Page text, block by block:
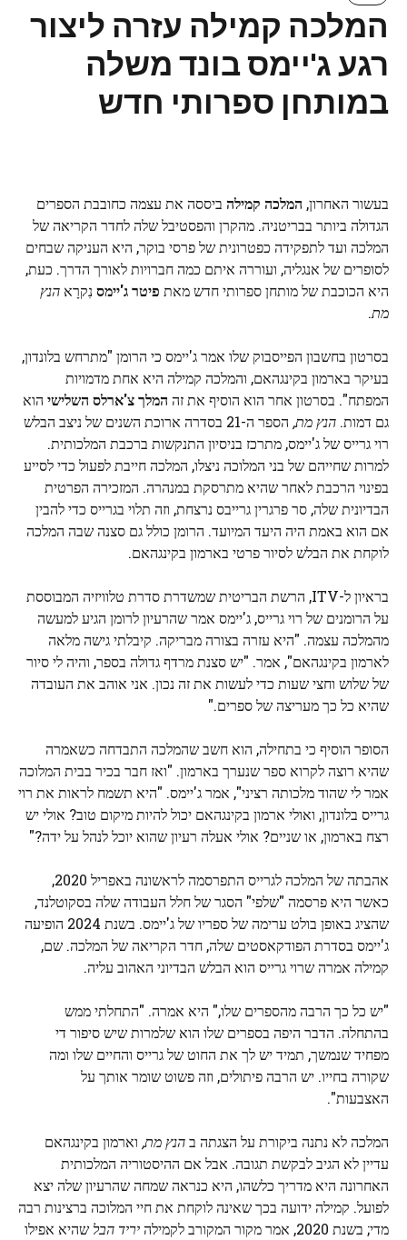
המלכה קמילה עזרה ליצור
רגע ג'יימס בונד משלה
במותחן ספרותי חדש
בעשור האחרון, המלכה קמילה ביססה את עצמה כחובבת הספרים
הגדולה ביותר בבריטניה. מהקרן והפסטיבל שלה לחדר הקריאה של
המלכה ועד לתפקידה כפטרונית של פרסי בוקר, היא העניקה שבחים
לסופרים של אנגליה, ועוררה איתם כמה חברויות לאורך הדרך. כעת,
היא הכוכבת של מותחן ספרותי חדש מאת פיטר ג'יימסנִקרָאהנץ
מת.
בסרטון בחשבון הפייסבוק שלו אמר ג'יימס כי הרומן "מתרחש בלונדון,
בעיקר בארמון בקינגהאם, והמלכה קמילה היא אחת מדמויות
המפתח". בסרטון אחר הוא הוסיף את זה המלך צ'ארלס השלישי הוא
גם דמות. הנץ מת,
הספר ה-21 בסדרה ארוכת השנים של ניצב הבלש
רוי גרייס של ג'יימס, מתרכז בניסיון התנקשות ברכבת המלכותית.
למרות שחייהם של בני המלוכה ניצלו, המלכה חייבת לפעול כדי לסייע
בפינוי הרכבת לאחר שהיא מתרסקת במנהרה. המזכירה הפרטית
הבדיונית שלה, סר פרגרין גרייבס נרצחת, וזה תלוי בגרייס כדי להבין
אם הוא באמת היה היעד המיועד. הרומן כולל גם סצנה שבה המלכה
לוקחת את הבלש לסיור פרטי בארמון בקינגהאם.
בראיון ל-ITV, הרשת הבריטית שמשדרת סדרת טלוויזיה המבוססת
על הרומנים של רוי גרייס, ג'יימס אמר שהרעיון לרומן הגיע למעשה
מהמלכה עצמה. "היא עזרה בצורה מבריקה. קיבלתי גישה מלאה
לארמון בקינגהאם", אמר. "יש סצנת מרדף גדולה בספר, והיה לי סיור
של שלוש וחצי שעות כדי לעשות את זה נכון. אני אוהב את העובדה
שהיא כל כך מעריצה של ספרים."
הסופר הוסיף כי בתחילה, הוא חשב שהמלכה התבדחה כשאמרה
שהיא רוצה לקרוא ספר שנערך בארמון. "ואז חבר בכיר בבית המלוכה
אמר לי שהוד מלכותה רציני", אמר ג'יימס. "היא תשמח לראות את רוי
גרייס בלונדון, ואולי ארמון בקינגהאם יכול להיות מיקום טוב? אולי יש
רצח בארמון, או שניים? אולי אעלה רעיון שהוא יוכל לנהל על ידה?"
אהבתה של המלכה לגרייס התפרסמה לראשונה באפריל 2020,
כאשר היא פרסמה "שלפי" הסגר של חלל העבודה שלה בסקוטלנד,
שהציג באופן בולט ערימה של ספריו של ג'יימס. בשנת 2024 הופיעה
ג'יימס בסדרת הפודקאסטים שלה, חדר הקריאה של המלכה. שם,
קמילה אמרה שרוי גרייס הוא הבלש הבדיוני האהוב עליה.
"יש כל כך הרבה מהספרים שלו," היא אמרה. "התחלתי ממש
בהתחלה. הדבר היפה בספרים שלו הוא שלמרות שיש סיפור די
מפחיד שנמשך, תמיד יש לך את החוט של גרייס והחיים שלו ומה
שקורה בחייו. יש הרבה פיתולים, וזה פשוט שומר אותך על
האצבעות".
המלכה לא נתנה ביקורת על הצגתה בהנץ מת, וארמון בקינגהאם
עדיין לא הגיב לבקשת תגובה. אבל אם ההיסטוריה המלכותית
האחרונה היא מדריך כלשהו, ​​היא כנראה שמחה שהרעיון שלה יצא
לפועל. קמילה ידועה בכך שאינה לוקחת את חיי המלוכה ברצינות רבה
מדי; בשנת 2020, אמר מקור המקורב לקמילה
יריד הבל שהיא אפילו